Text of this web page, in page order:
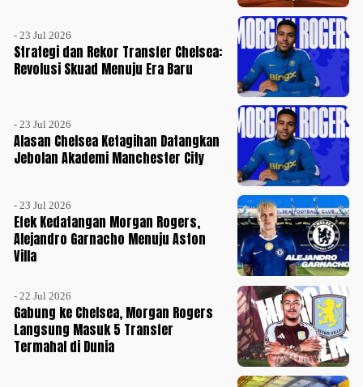
- 23 Jul 2026
Strategi dan Rekor Transfer Chelsea:
Revolusi Skuad Menuju Era Baru
- 23 Jul 2026
Alasan Chelsea Ketagihan Datangkan
Jebolan Akademi Manchester City
- 23 Jul 2026
Efek Kedatangan Morgan Rogers,
Alejandro Garnacho Menuju Aston
Villa
- 22 Jul 2026
Gabung ke Chelsea, Morgan Rogers
Langsung Masuk 5 Transfer
Termahal di Dunia